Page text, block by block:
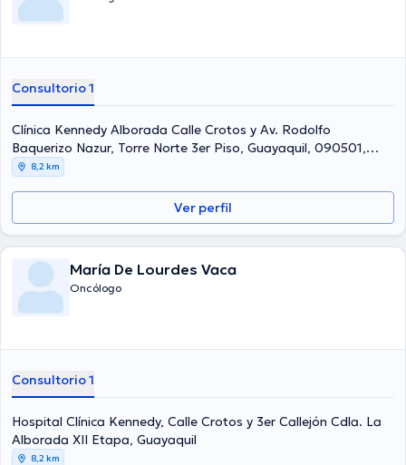
Consultorio 1
Clínica Kennedy Alborada Calle Crotos y Av. Rodolfo
Baquerizo Nazur, Torre Norte 3er Piso, Guayaquil, 090501,
Ecuador, Guayaquil
8,2 km
Ver perfil
María De Lourdes Vaca
Oncólogo
Consultorio 1
Hospital Clínica Kennedy, Calle Crotos y 3er Callejón Cdla. La
Alborada XII Etapa, Guayaquil
8,2 km